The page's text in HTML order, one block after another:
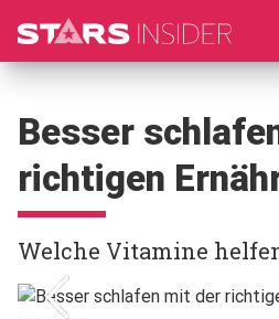
Besser
richtigen
Welche Vitamine